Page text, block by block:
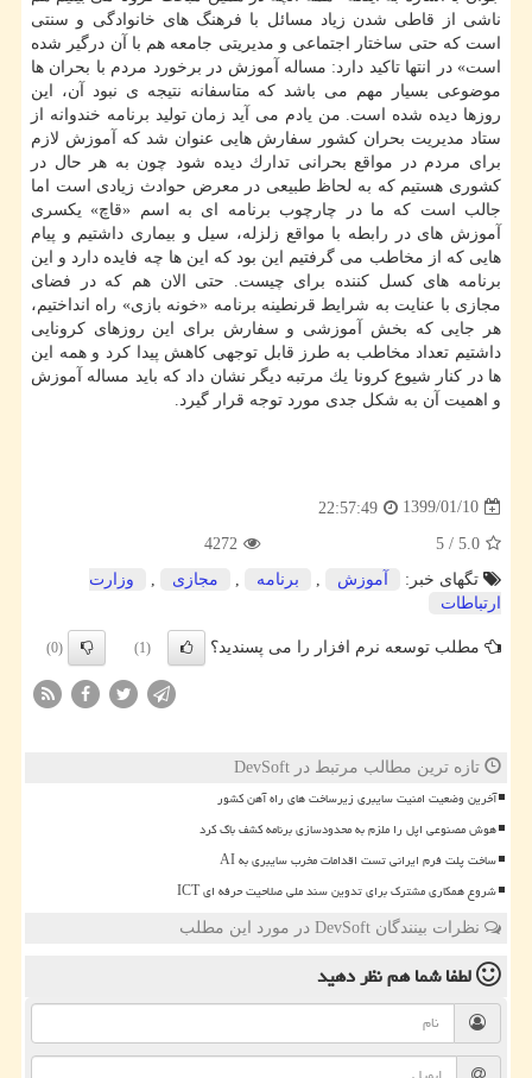
ناشی از قاطی شدن زیاد مسائل با فرهنگ های خانوادگی و سنتی
است كه حتی ساختار اجتماعی و مدیریتی جامعه هم با آن درگیر شده
است» در انتها تاكید دارد: مساله آموزش در برخورد مردم با بحران ها
موضوعی بسیار مهم می باشد كه متاسفانه نتیجه ی نبود آن، این
روزها دیده شده است. من یادم می آید زمان تولید برنامه خندوانه از
ستاد مدیریت بحران كشور سفارش هایی عنوان شد كه آموزش لازم
برای مردم در مواقع بحرانی تدارك دیده شود چون به هر حال در
كشوری هستیم كه به لحاظ طبیعی در معرض حوادث زیادی است اما
جالب است كه ما در چارچوب برنامه ای به اسم «قاچ» یكسری
آموزش های در رابطه با مواقع زلزله، سیل و بیماری داشتیم و پیام
هایی كه از مخاطب می گرفتیم این بود كه این ها چه فایده دارد و این
برنامه های كسل كننده برای چیست. حتی الان هم كه در فضای
مجازی با عنایت به شرایط قرنطینه برنامه «خونه بازی» راه انداختیم،
هر جایی كه بخش آموزشی و سفارش برای این روزهای كرونایی
داشتیم تعداد مخاطب به طرز قابل توجهی كاهش پیدا كرد و همه این
ها در كنار شیوع كرونا یك مرتبه دیگر نشان داد كه باید مساله آموزش
و اهمیت آن به شكل جدی مورد توجه قرار گیرد.
1399/01/10
22:57:49
5.0
/
5
4272
تگهای خبر:
آموزش برنامه مجازی
وزارت
ارتباطات
مطلب توسعه نرم افزار را می پسندید؟ (1)
(0)
تازه ترین مطالب مرتبط در DevSoft
آخرین وضعیت امنیت سایبری زیرساخت های راه آهن کشور
هوش مصنوعی اپل را ملزم به محدودسازی برنامه کشف باگ کرد
ساخت پلت فرم ایرانی تست اقدامات مخرب سایبری به AI
شروع همکاری مشترک برای تدوین سند ملی صلاحیت حرفه ای ICT
نظرات بینندگان DevSoft در مورد این مطلب
لطفا شما همنظر دهید